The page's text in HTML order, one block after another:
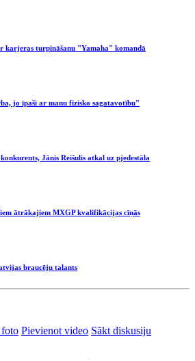
karjeras turpināšanu "Yamaha" komandā
jo īpaši ar manu fizisko sagatavotību"
Jānis Reišulis atkal uz pjedestāla
ātrākajiem MXGP kvalifikācijas cīņās
braucēju talants
Pievienot video Sākt diskusiju